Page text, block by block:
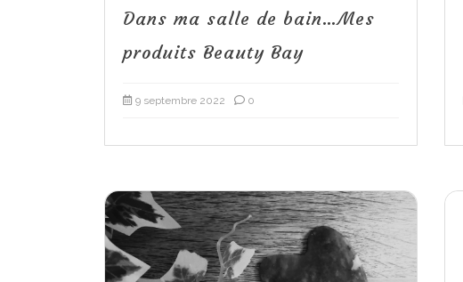
Dans ma salle de bain…Mes
produits Beauty Bay
9 septembre 2022 0